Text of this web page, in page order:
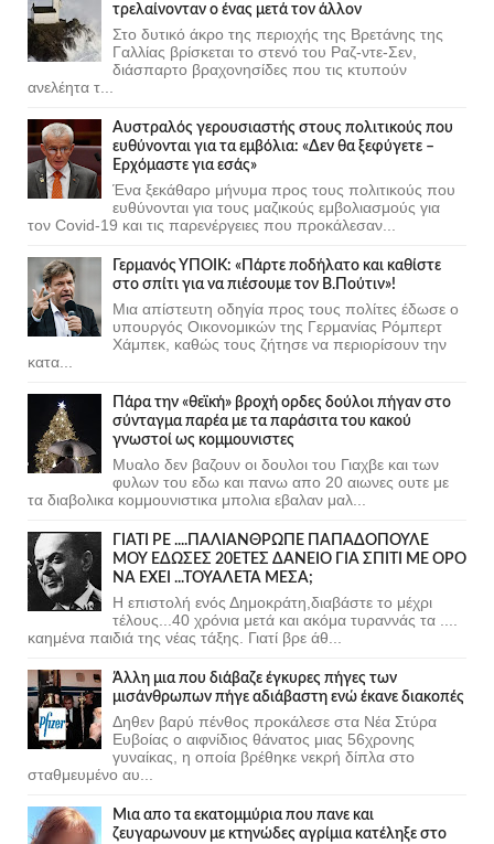
τρελαίνονταν ο ένας μετά τον άλλον
Στο δυτικό άκρο της περιοχής της Βρετάνης της
Γαλλίας βρίσκεται το στενό του Ραζ-ντε-Σεν,
διάσπαρτο βραχονησίδες που τις κτυπούν
ανελέητα τ...
Αυστραλός γερουσιαστής στους πολιτικούς που
ευθύνονται για τα εμβόλια: «Δεν θα ξεφύγετε –
Ερχόμαστε για εσάς»
Ένα ξεκάθαρο μήνυμα προς τους πολιτικούς που
ευθύνονται για τους μαζικούς εμβολιασμούς για
τον Covid-19 και τις παρενέργειες που προκάλεσαν...
Γερμανός ΥΠΟΙΚ: «Πάρτε ποδήλατο και καθίστε
στο σπίτι για να πιέσουμε τον Β.Πούτιν»!
Μια απίστευτη οδηγία προς τους πολίτες έδωσε ο
υπουργός Οικονομικών της Γερμανίας Ρόμπερτ
Χάμπεκ, καθώς τους ζήτησε να περιορίσουν την
κατα...
Πάρα την «θεϊκή» βροχή ορδες δούλοι πήγαν στο
σύνταγμα παρέα με τα παράσιτα του κακού
γνωστοί ως κομμουνιστες
Μυαλο δεν βαζουν οι δουλοι του Γιαχβε και των
φυλων του εδω και πανω απο 20 αιωνες ουτε με
τα διαβολικα κομμουνιστικα μπολια εβαλαν μαλ...
ΓΙΑΤΙ ΡΕ ....ΠΑΛΙΑΝΘΡΩΠΕ ΠΑΠΑΔΟΠΟΥΛΕ
ΜΟΥ ΕΔΩΣΕΣ 20ΕΤΕΣ ΔΑΝΕΙΟ ΓΙΑ ΣΠΙΤΙ ΜΕ ΟΡΟ
ΝΑ ΕΧΕΙ ...ΤΟΥΑΛΕΤΑ ΜΕΣΑ;
Η επιστολή ενός Δημοκράτη,διαβάστε το μέχρι
τέλους...40 χρόνια μετά και ακόμα τυραννάς τα ....
καημένα παιδιά της νέας τάξης. Γιατί βρε άθ...
Άλλη μια που διάβαζε έγκυρες πήγες των
μισάνθρωπων πήγε αδιάβαστη ενώ έκανε διακοπές
Δηθεν βαρύ πένθος προκάλεσε στα Νέα Στύρα
Ευβοίας ο αιφνίδιος θάνατος μιας 56χρονης
γυναίκας, η οποία βρέθηκε νεκρή δίπλα στο
σταθμευμένο αυ...
Μια απο τα εκατομμύρια που πανε και
ζευγαρωνουν με κτηνώδες αγρίμια κατέληξε στο